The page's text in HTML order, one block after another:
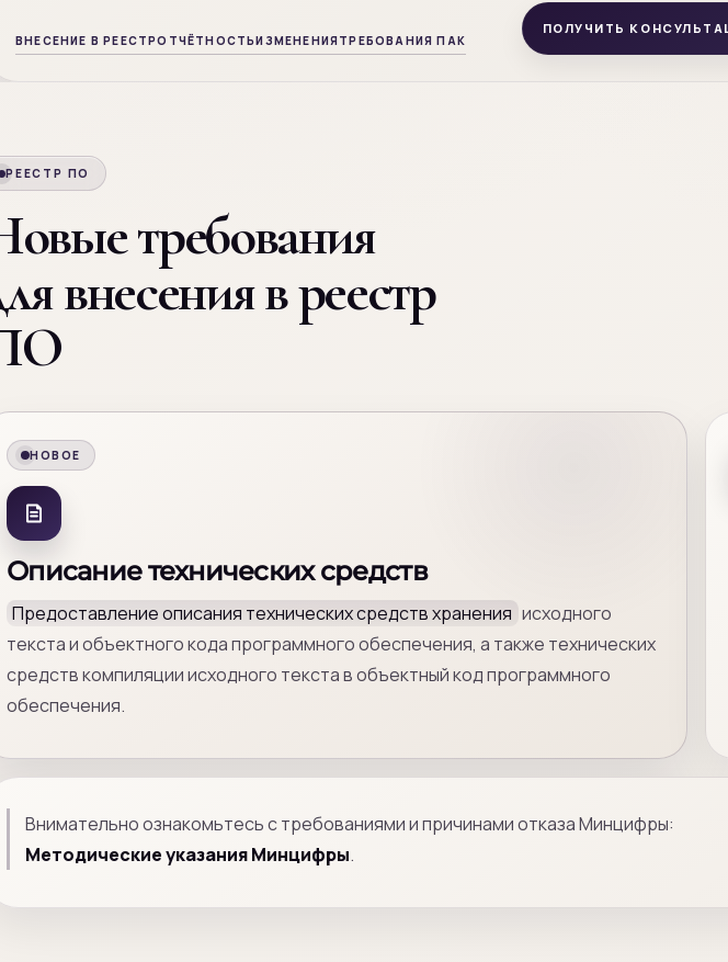
ВНЕСЕНИЕ В РЕЕСТРОТЧЁТНОСТЬИЗМЕНЕНИЯТРЕБОВАНИЯ ПАК
ПОЛУЧИТЬ
РЕЕСТР ПО
требования
внесения в реестр
НОВОЕ
Описание технических средств
Предоставление описания технических средств хранения исходного
текста и объектного кода программного обеспечения, а также технических
средств компиляции исходного текста в объектный код программного
обеспечения.
Внимательно ознакомьтесь с требованиями и причинами отказа Минцифры:
Методические указания Минцифры.